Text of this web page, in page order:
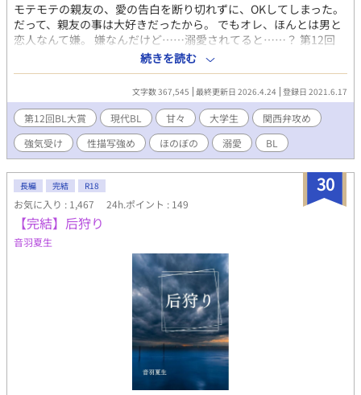
モテモテの親友の、愛の告白を断り切れずに、OKしてしまった。
だって、親友の事は大好きだったから。 でもオレ、ほんとは男と
恋人なんて嫌。 嫌なんだけど……溺愛されてると……？ 第12回
BL大賞にエントリーしています。 楽しんで頂けて、応援頂けたら
嬉しいです…✨
続きを読む
文字数 367,545 最終更新日 2026.4.24 登録日 2021.6.17
第12回BL大賞 現代BL 甘々 大学生
関西弁攻め
強気受け
性描写強め ほのぼの 溺愛 BL
30
長編 完結 R18
お気に入り : 1,467 24h.ポイント : 149
【完結】后狩り
音羽夏生